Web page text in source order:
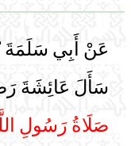
عَنْ أَبِي سَلَمَةَ
سَأَلَ عَائِشَةَ
صَلَاةُ رَسُولِ